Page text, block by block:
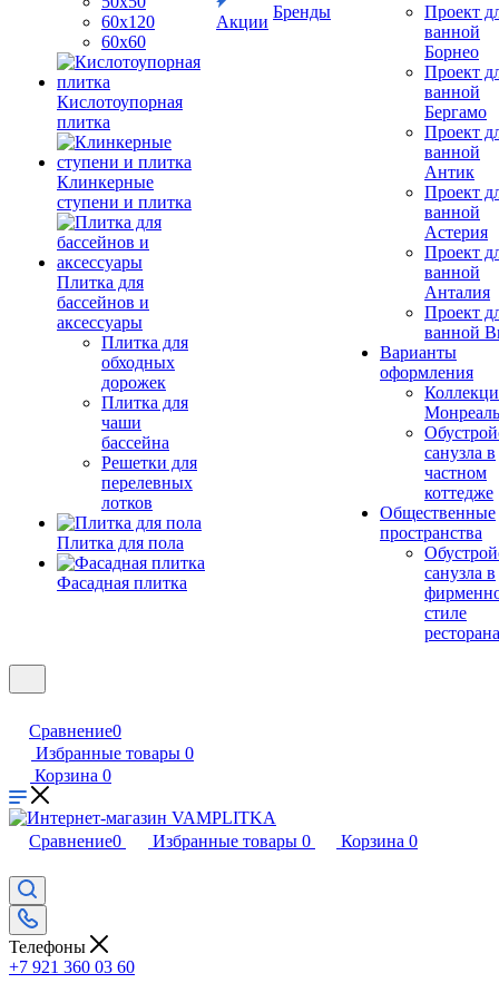
60х120
60х60
Кислотоупорная
плитка
Клинкерные
ступени и плитка
Плитка для
бассейнов и
аксессуары
Плитка для
обходных
дорожек
Плитка для
чаши
бассейна
Решетки для
перелевных
лотков
Плитка для пола
Фасадная плитка
Акции
Бренды
Проект
ванной
Борнео
Проект
ванной
Бергамо
Проект
ванной
Антик
Проект
ванной
Астерия
Проект
ванной
Анталия
Проект
ванной
Варианты
оформления
Монреаль
санузла в
частном
коттедже
Общественные
пространства
санузла в
стиле
ресторана
Сравнение0
Избранные товары 0
Корзина 0
Сравнение0 Избранные товары 0 Корзина 0
Телефоны
+7 921 360 03 60